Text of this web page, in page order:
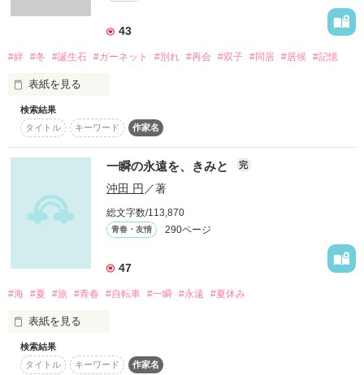
*･ﾟﾟ･*:.｡..｡.:*･ﾟﾟ･*:.｡. .｡.:**･ﾟﾟ･*
ひとりぼっちのわたしときみ
さよならしたって大丈夫
何度でもまた、出会えばいいだけ
2012.12.26~2013.4.10
作品を読む
*･ﾟﾟ･*:.｡..｡.:*･ﾟﾟ･*:.｡. .｡.:*･ﾟﾟ･*
そんな日々で出会ったのは
夢を叶える、神様でした
*･ﾟﾟ･*:.｡..｡.:*･ﾟﾟ･*:.｡. .｡.:*･ﾟﾟ･*
どこまで続くかわからないけど
どこまでも歩いてみようと思った
作品を読む
43
#絆 #冬 #誕生石 #ガーネット #別れ #再会 #双子 #同居 #居候 #記憶
表紙を見る
2016/12 スターツ出版文庫より文庫発売
（旧題:ガーネット）
※こちらは修正前の内容です。
文庫版はこちらから大幅な加筆、修正をしております。
ここでしか、生きていけない場所がある
きっと、きみの隣だった
*･ﾟﾟ･*:.｡★.｡.:*･ﾟﾟ･*:.｡★
検索結果
タイトル
キーワード 作家名
一瞬の永遠を、きみと 完
沖田 円 ／著
総文字数/113,870
青春・友情 290ページ
47
#海 #夏 #旅 #青春 #自転車 #一瞬 #永遠 #夏休み
表紙を見る
あなたが私を忘れても
検索結果
タイトル
キーワード 作家名